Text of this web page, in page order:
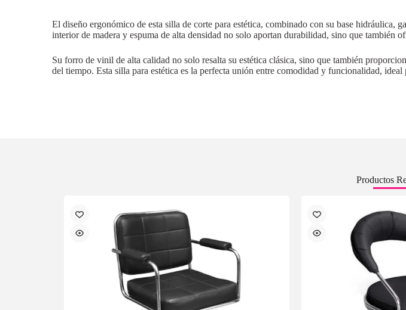
El diseño ergonómico de esta silla de corte para estética, combinado con su base hidráulica,
interior de madera y espuma de alta densidad no solo aportan durabilidad, sino que también
Su forro de vinil de alta calidad no solo resalta su estética clásica, sino que también
del tiempo. Esta silla para estética es la perfecta unión entre comodidad y funcionalidad,
Productos